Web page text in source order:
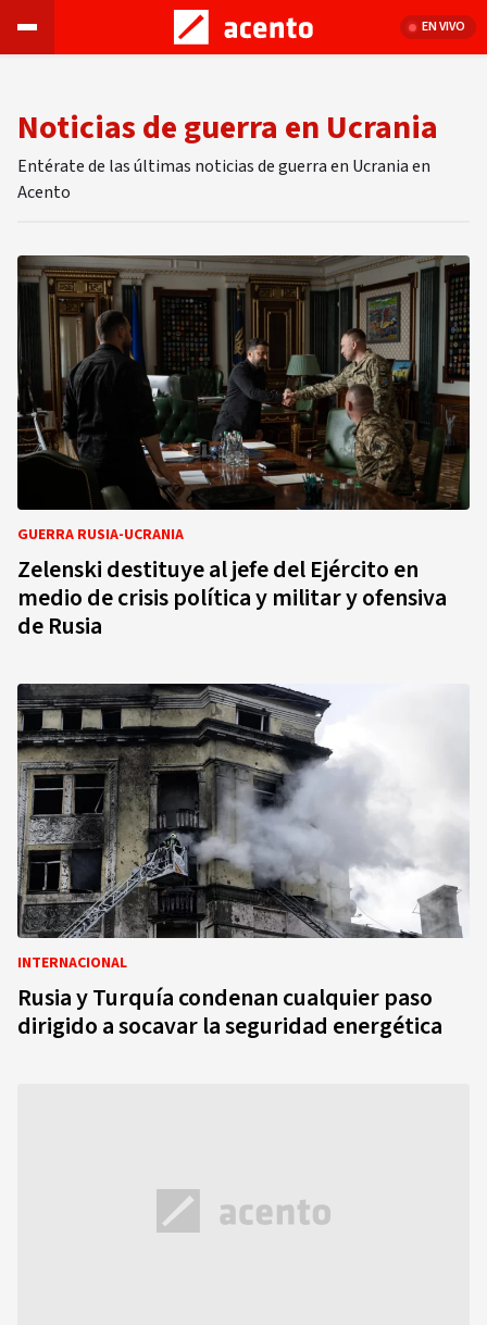
EN VIVO
Noticias de guerra en Ucrania
Entérate de las últimas noticias de guerra en Ucrania en
Acento
GUERRA RUSIA-UCRANIA
Zelenski destituye al jefe del Ejército en
medio de crisis política y militar y ofensiva
de Rusia
INTERNACIONAL
Rusia y Turquía condenan cualquier paso
dirigido a socavar la seguridad energética